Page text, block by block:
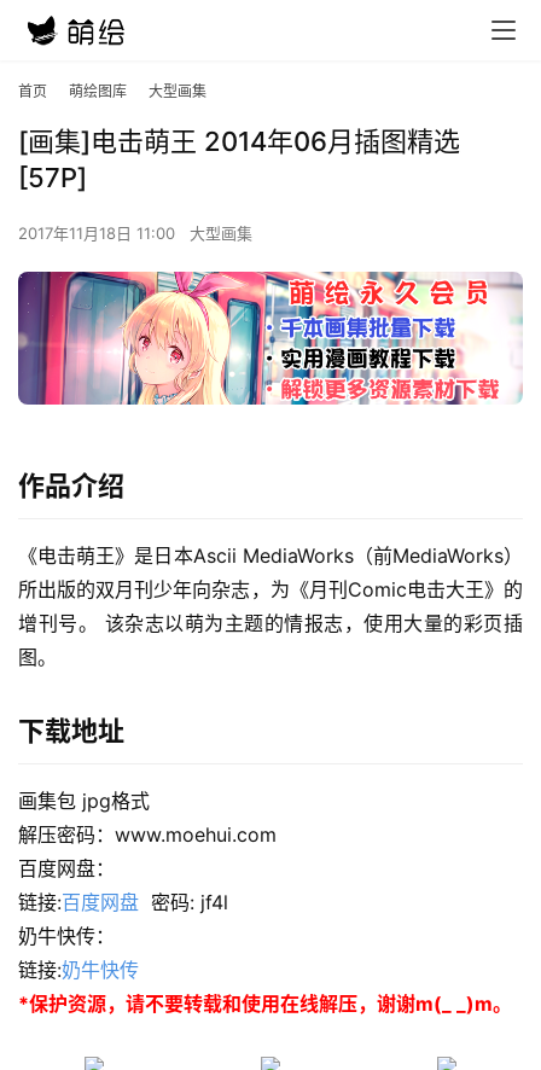
首页 萌绘图库 大型画集
[画集]电击萌王 2014年06月插图精选
[57P]
2017年11月18日 11:00 大型画集
作品介绍
《电击萌王》是日本Ascii MediaWorks（前MediaWorks）
所出版的双月刊少年向杂志，为《月刊Comic电击大王》的
增刊号。 该杂志以萌为主题的情报志，使用大量的彩页插
图。
下载地址
画集包 jpg格式
解压密码：www.moehui.com
百度网盘：
链接:百度网盘 密码: jf4l
奶牛快传：
链接:奶牛快传
*保护资源，请不要转载和使用在线解压，谢谢m(_ _)m。